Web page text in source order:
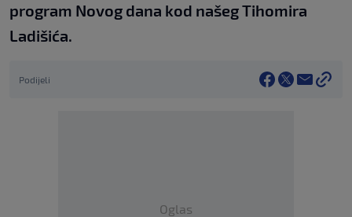
program Novog dana kod našeg Tihomira
Ladišića.
Podijeli
Oglas